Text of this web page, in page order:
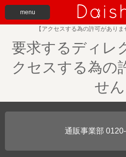
menu
【アクセスする為の許可があり
要求するディレ
クセスする為の
せん